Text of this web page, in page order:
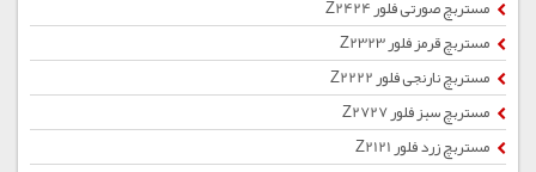
مستربچ صورتی فلور Z2424
مستربچ قرمز فلور Z2323
مستربچ نارنجی فلور Z2222
مستربچ سبز فلور Z2727
مستربچ زرد فلور Z2121